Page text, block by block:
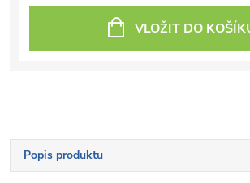
VLOŽIT DO
Popis produktu